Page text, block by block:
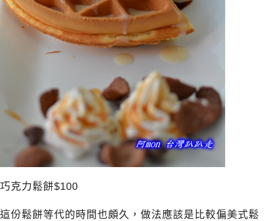
巧克力鬆餅$100
這份鬆餅等代的時間也頗久，做法應該是比較偏美式鬆